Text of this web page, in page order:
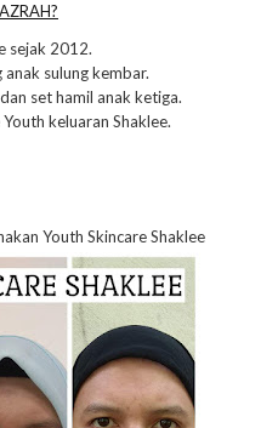
sejak 2012.
sulung kembar.
set hamil anak ketiga.
keluaran Shaklee.
Youth Skincare Shaklee